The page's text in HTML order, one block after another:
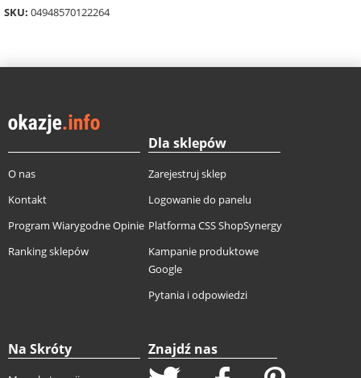
SKU: 04948570122264
O nas
Kontakt
Program Wiarygodne Opinie
Ranking sklepów
Dla sklepów
Zarejestruj sklep
Logowanie do panelu
Platforma CSS ShopSynergy
Kampanie produktowe
Google
Pytania i odpowiedzi
Na Skróty Znajdź nas